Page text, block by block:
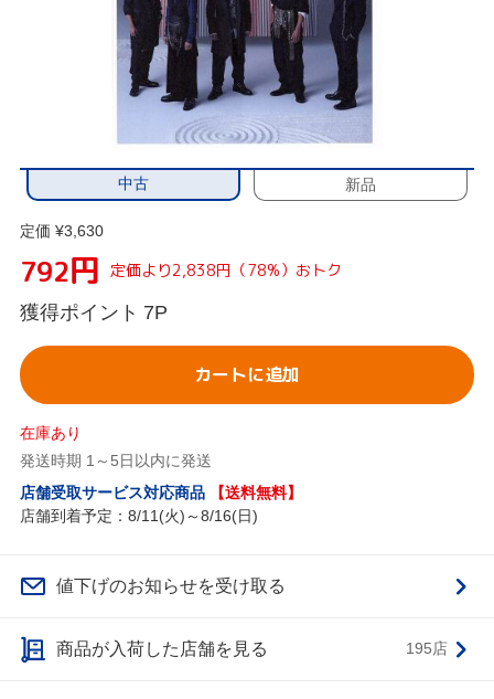
中古 新品
定価 ¥3,630
792円 定価より2,838円（78%）おトク
獲得ポイント 7P
カートに追加
在庫あり
発送時期 1～5日以内に発送
店舗受取サービス対応商品
【送料無料】
店舗到着予定：8/11(火)～8/16(日)
値下げのお知らせを受け取る
商品が入荷した店舗を見る 195店